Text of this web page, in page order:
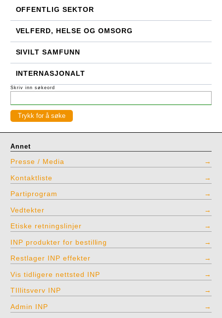
OFFENTLIG SEKTOR
VELFERD, HELSE OG OMSORG
SIVILT SAMFUNN
INTERNASJONALT
Skriv inn søkeord
Annet
Presse / Media
Kontaktliste
Partiprogram
Vedtekter
Etiske retningslinjer
INP produkter for bestilling
Restlager INP effekter
Vis tidligere nettsted INP
TIllitsverv INP
Admin INP